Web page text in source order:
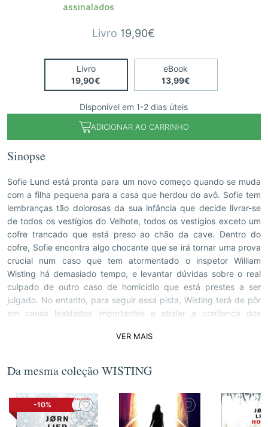
assinalados
Livro 19,90€
Livro
19,90€
eBook
13,99€
Disponível em 1-2 dias úteis
ADICIONAR AO CARRINHO
Sinopse
Sofie Lund está pronta para um novo começo quando se muda
com a filha pequena para a casa que herdou do avô. Sofie tem
lembranças tão dolorosas da sua infância que decide livrar-se
de todos os vestígios do Velhote, todos os vestígios exceto um
cofre trancado que está preso ao chão da cave. Dentro do
cofre, Sofie encontra algo chocante que se irá tornar uma prova
crucial num caso que tem atormentado o inspetor William
Wisting há demasiado tempo, e levantar dúvidas sobre o real
culpado de outro caso de homicídio que está prestes a ser
julgado. No entanto, para seguir essa pista, Wisting terá de pôr
em causa lealdades importantes e abalar a confiança dos
VER MAIS
Da mesma coleção WISTING
-10%